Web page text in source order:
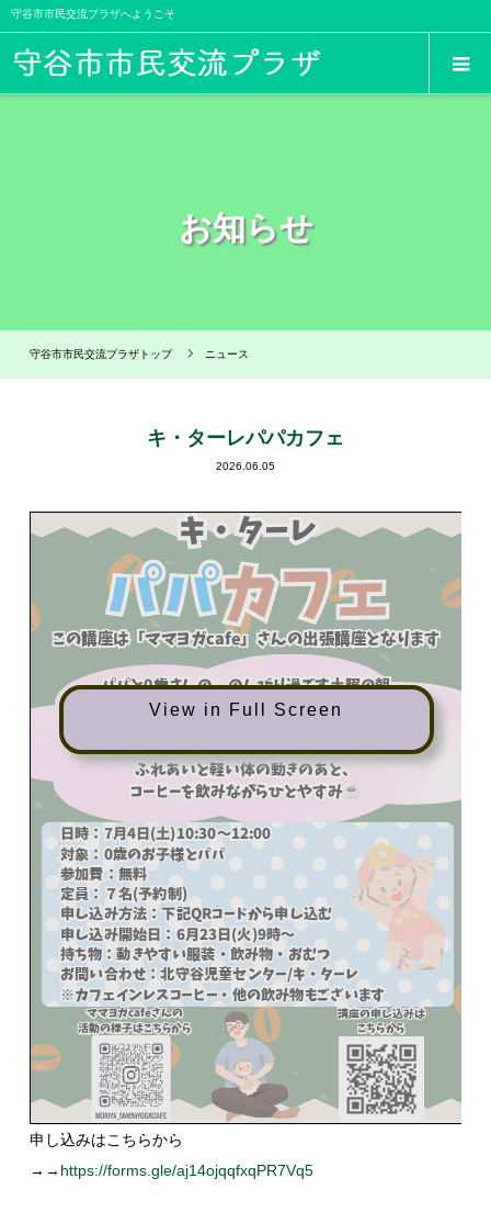
守谷市市民交流プラザへようこそ
お知らせ
守谷市市民交流プラザトップ ニュース
キ・ターレパパカフェ
2026.06.05
View in Full Screen
申し込みはこちらから
→→ https://forms.gle/aj14ojqqfxqPR7Vq5